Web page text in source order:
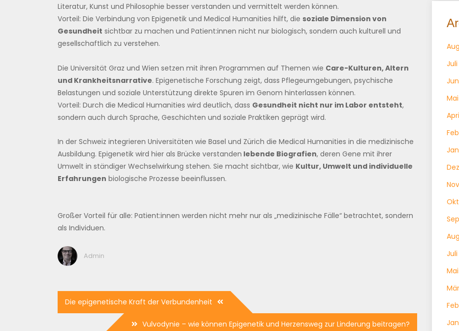
Literatur, Kunst und Philosophie besser verstanden und vermittelt werden können.
Vorteil: Die Verbindung von Epigenetik und Medical Humanities hilft, die soziale Dimension von
Gesundheit sichtbar zu machen und Patient:innen nicht nur biologisch, sondern auch kulturell und
gesellschaftlich zu verstehen.
Die Universität Graz und Wien setzen mit ihren Programmen auf Themen wie Care-Kulturen, Altern
und Krankheitsnarrative. Epigenetische Forschung zeigt, dass Pflegeumgebungen, psychische
Belastungen und soziale Unterstützung direkte Spuren im Genom hinterlassen können.
Vorteil: Durch die Medical Humanities wird deutlich, dass Gesundheit nicht nur im Labor entsteht,
sondern auch durch Sprache, Geschichten und soziale Praktiken geprägt wird.
In der Schweiz integrieren Universitäten wie Basel und Zürich die Medical Humanities in die medizinische
Ausbildung. Epigenetik wird hier als Brücke verstanden lebende Biografien, deren Gene mit ihrer
Umwelt in ständiger Wechselwirkung stehen. Sie macht sichtbar, wie Kultur, Umwelt und individuelle
Erfahrungen biologische Prozesse beeinflussen.
Großer Vorteil für alle: Patient:innen werden nicht mehr nur als „medizinische Fälle“ betrachtet, sondern
als Individuen.
Admin
Beitragsnavigation
Die epigenetische Kraft der Verbundenheit
Vulvodynie – wie können Epigenetik und Herzensweg zur Linderung beitragen?